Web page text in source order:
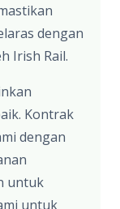
dengan
Irish Rail.
Kontrak
dengan
untuk
untuk